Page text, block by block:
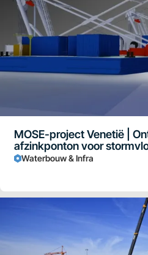
MOSE-project Venetië |
afzinkponton voor
Waterbouw & Infra